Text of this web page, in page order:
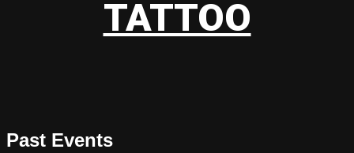
TATTOO
Past Events